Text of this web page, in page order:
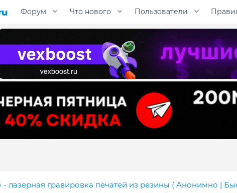
Форум Что нового Пользователи
- лазерная гравировка печатей из резины ( Анонимно |